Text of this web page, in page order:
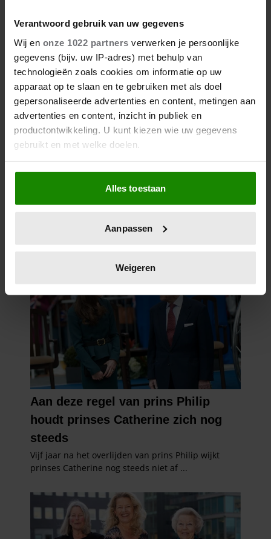
Verantwoord gebruik van uw gegevens
Wij en onze 1022 partners verwerken je persoonlijke
gegevens (bijv. uw IP-adres) met behulp van
technologieën zoals cookies om informatie op uw
apparaat op te slaan en te gebruiken met als doel
gepersonaliseerde advertenties en content, metingen aan
advertenties en content, inzicht in publiek en
productontwikkeling. U kunt kiezen wie uw gegevens
gebruikt en met welke doelen.
Als u het toestaat, willen we ook graag:
Informatie verzamelen over uw geografische
locatie, die tot een paar meter nauwkeurig kan zijn
scannen op specifieke eigenschappen (fingerprinting)
verwerkt en stel uw voorkeuren in het
intrekken in de Cookieverklaring.
We gebruiken cookies om content en advertenties te
personaliseren, om functies voor social media te bieden
en om ons websiteverkeer te analyseren. Ook delen we
informatie over uw gebruik van onze site met onze
partners voor social media, adverteren en analyse. Deze
partners kunnen deze gegevens combineren met andere
informatie die u aan ze heeft verstrekt of die ze hebben
verzameld op basis van uw gebruik van hun services. U
gaat akkoord met onze cookies als u onze website blijft
gebruiken.
Alles toestaan
Aanpassen
Weigeren